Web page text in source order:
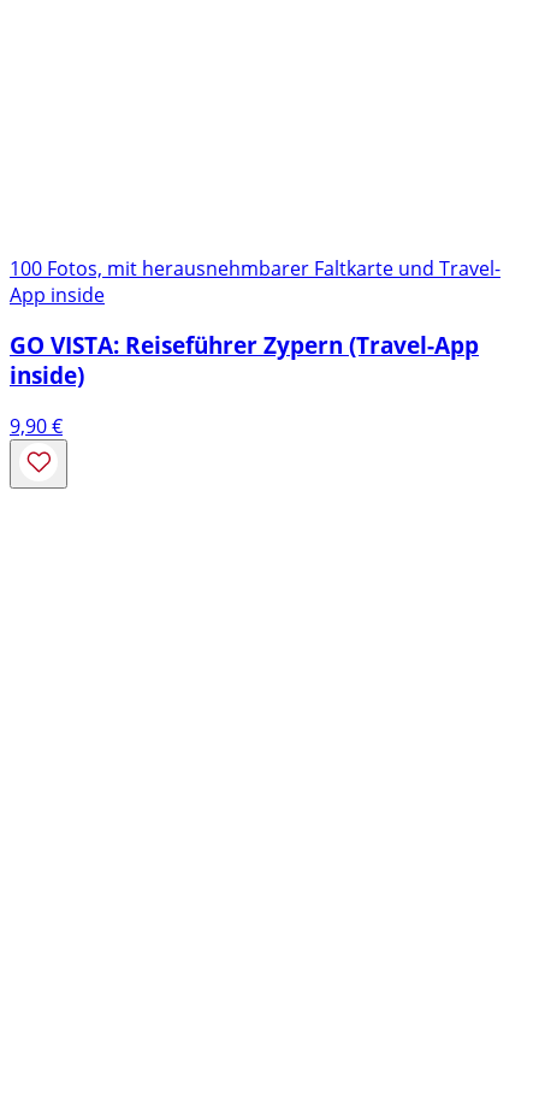
100 Fotos, mit herausnehmbarer Faltkarte und Travel-
App inside
GO VISTA: Reiseführer Zypern (Travel-App
inside)
9,90€